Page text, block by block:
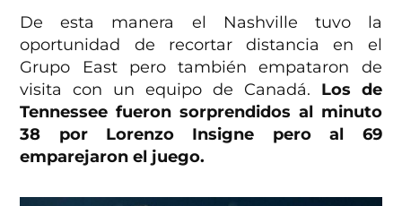
De esta manera el Nashville tuvo la
oportunidad de recortar distancia en el
Grupo East pero también empataron de
visita con un equipo de Canadá. Los de
Tennessee fueron sorprendidos al minuto
38 por Lorenzo Insigne pero al 69
emparejaron el juego.